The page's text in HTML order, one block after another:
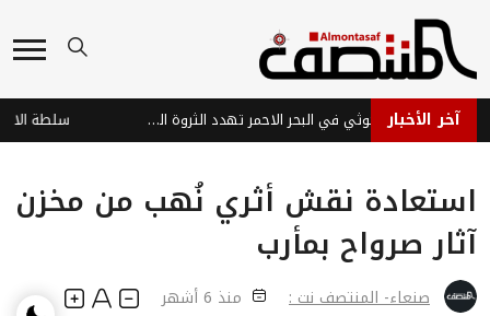
آخر الأخبار هجمات عصابة الحوثي في البحر الاحمر تهدد الثروة السمكية وتفاقم معاناة الصيادين في اليمن
استعادة نقش أثري نُهب من مخزن
آثار صرواح بمأرب
صنعاء- المنتصف نت : منذ 6 أشهر